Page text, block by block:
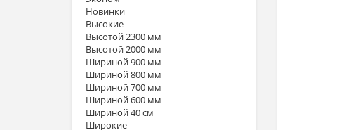
Новинки
Высокие
Высотой 2300 мм
Высотой 2000 мм
Шириной 900 мм
Шириной 800 мм
Шириной 700 мм
Шириной 600 мм
Шириной 40 см
Широкие